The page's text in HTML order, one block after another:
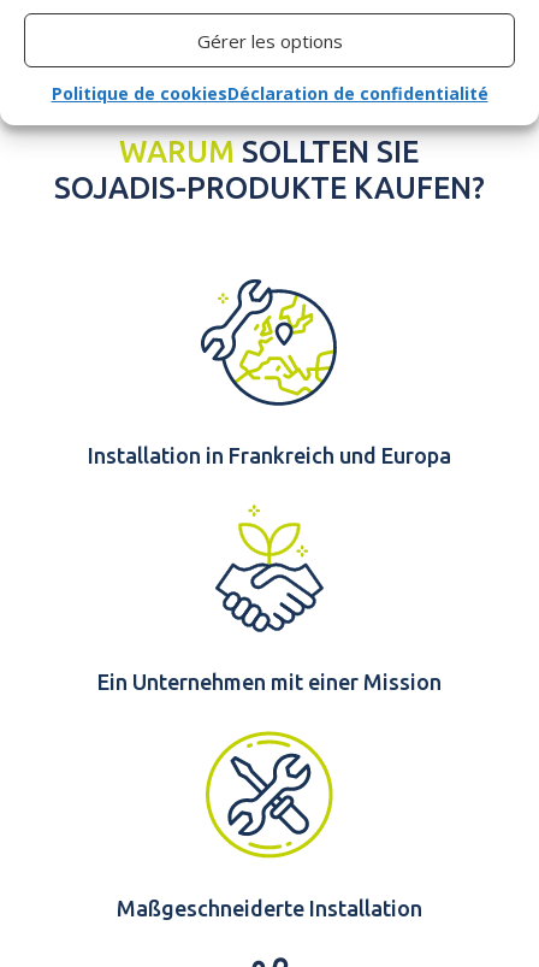
Gérer les options
Politique de cookiesDéclaration de confidentialité
WARUM SOLLTEN SIE
SOJADIS-PRODUKTE KAUFEN?
Installation in Frankreich und Europa
Ein Unternehmen mit einer Mission
Maßgeschneiderte Installation